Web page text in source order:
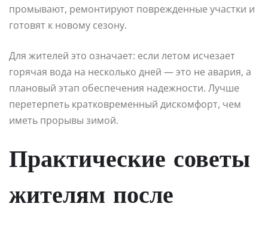
промывают, ремонтируют поврежденные участки и
готовят к новому сезону.
Для жителей это означает: если летом исчезает
горячая вода на несколько дней — это не авария, а
плановый этап обеспечения надежности. Лучше
перетерпеть кратковременный дискомфорт, чем
иметь прорывы зимой.
Практические советы
жителям после